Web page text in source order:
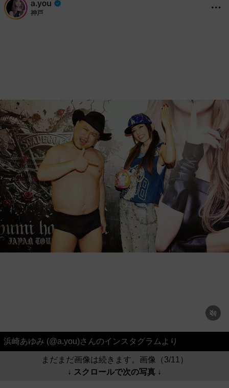
浜崎あゆみ (@a.you)さんのインスタグラムより
まだまだ画像は続きます。画像（3/11）
↓ スクロールで次の写真 ↓